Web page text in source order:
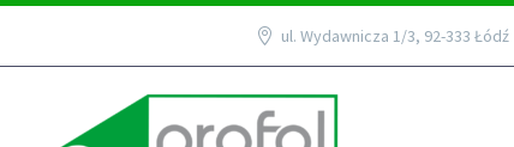
ul. Wydawnicza 1/3, 92-333 Łódź